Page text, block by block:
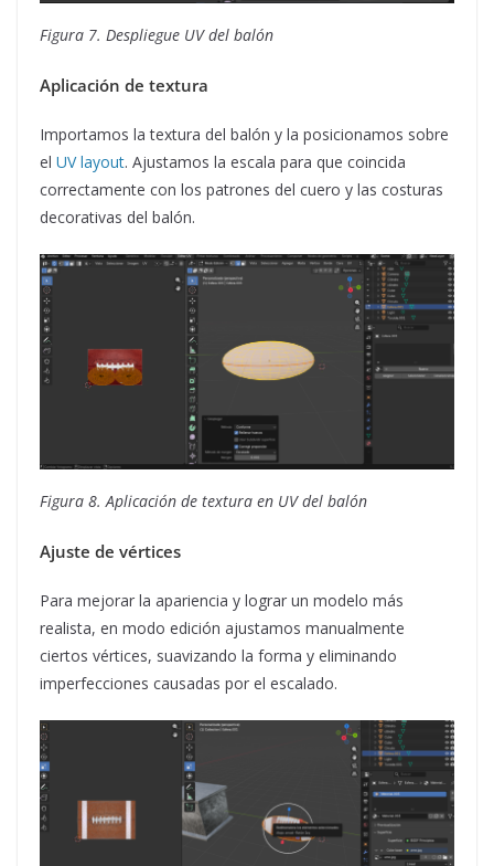
Figura 7. Despliegue UV del balón
Aplicación de textura
Importamos la textura del balón y la posicionamos sobre
el UV layout. Ajustamos la escala para que coincida
correctamente con los patrones del cuero y las costuras
decorativas del balón.
Figura 8. Aplicación de textura en UV del balón
Ajuste de vértices
Para mejorar la apariencia y lograr un modelo más
realista, en modo edición ajustamos manualmente
ciertos vértices, suavizando la forma y eliminando
imperfecciones causadas por el escalado.